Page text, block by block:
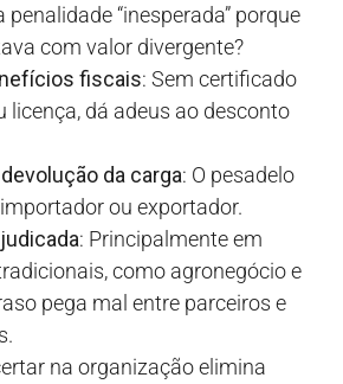
penalidade “inesperada” porque
com valor divergente?
fiscais: Sem certificado
licença, dá adeus ao desconto
da carga: O pesadelo
ou exportador.
: Principalmente em
como agronegócio e
pega mal entre parceiros e
na organização elimina